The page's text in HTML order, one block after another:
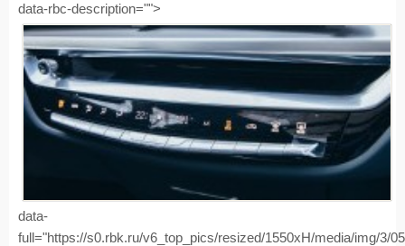
data-rbc-description="">
data-
full="https://s0.rbk.ru/v6_top_pics/resized/1550xH/media/img/3/